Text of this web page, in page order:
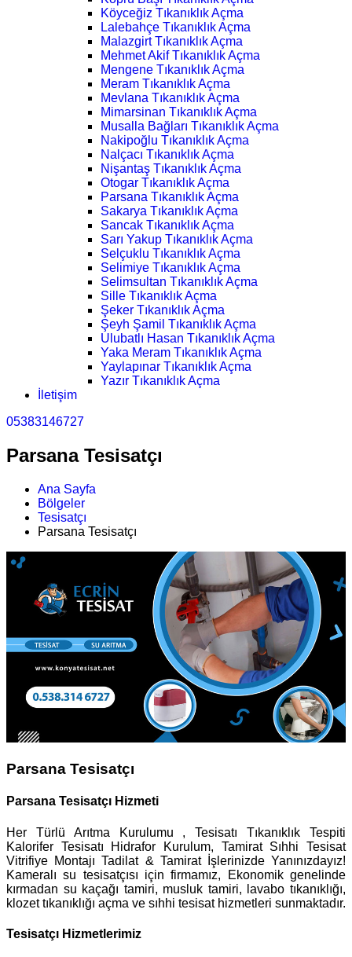
Köyceğiz Tıkanıklık Açma
Lalebahçe Tıkanıklık Açma
Malazgirt Tıkanıklık Açma
Mehmet Akif Tıkanıklık Açma
Mengene Tıkanıklık Açma
Meram Tıkanıklık Açma
Mevlana Tıkanıklık Açma
Mimarsinan Tıkanıklık Açma
Musalla Bağları Tıkanıklık Açma
Nakipoğlu Tıkanıklık Açma
Nalçacı Tıkanıklık Açma
Nişantaş Tıkanıklık Açma
Otogar Tıkanıklık Açma
Parsana Tıkanıklık Açma
Sakarya Tıkanıklık Açma
Sancak Tıkanıklık Açma
Sarı Yakup Tıkanıklık Açma
Selçuklu Tıkanıklık Açma
Selimiye Tıkanıklık Açma
Selimsultan Tıkanıklık Açma
Sille Tıkanıklık Açma
Şeker Tıkanıklık Açma
Şeyh Şamil Tıkanıklık Açma
Ulubatlı Hasan Tıkanıklık Açma
Yaka Meram Tıkanıklık Açma
Yaylapınar Tıkanıklık Açma
Yazır Tıkanıklık Açma
İletişim
05383146727
Parsana Tesisatçı
Ana Sayfa
Bölgeler
Tesisatçı
Parsana Tesisatçı
Parsana Tesisatçı
Parsana Tesisatçı Hizmeti
Her Türlü Arıtma Kurulumu , Tesisatı Tıkanıklık Tespiti
Kalorifer Tesisatı Hidrafor Kurulum, Tamirat Sıhhi Tesisat
Vitrifiye Montajı Tadilat & Tamirat İşlerinizde Yanınızdayız!
Kameralı su tesisatçısı için firmamız, Ekonomik genelinde
kırmadan su kaçağı tamiri, musluk tamiri, lavabo tıkanıklığı,
klozet tıkanıklığı açma ve sıhhi tesisat hizmetleri sunmaktadır.
Tesisatçı Hizmetlerimiz